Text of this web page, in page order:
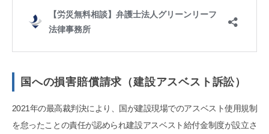
国への損害賠償請求（建設アスベスト訴訟）
2021年の最高裁判決により、国が建設現場でのアスベスト使用規制
を怠ったことの責任が認められ建設アスベスト給付金制度が設立さ